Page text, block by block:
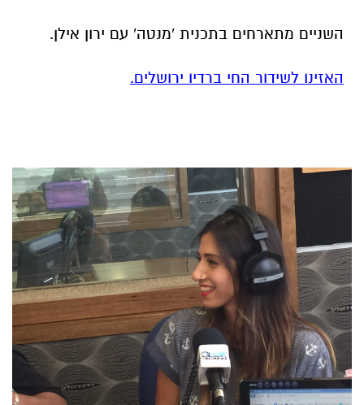
השניים מתארחים בתכנית 'מנטה' עם ירון אילן.
האזינו לשידור החי ברדיו ירושלים.